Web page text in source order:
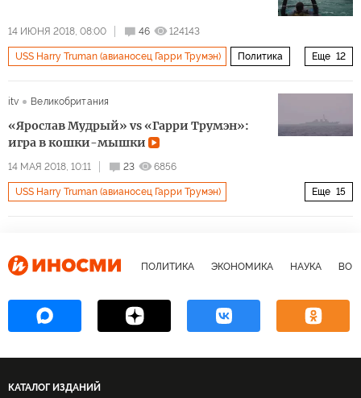
14 ИЮНЯ 2018, 08:00 46 124143
Еще 12
USS Harry Truman (авианосец Гарри Трумэн) Политика
Владимир Путин
Сирийская арабская армия
геополитика военные учения
itv Великобритания
«Ярослав Мудрый» vs «Гарри Трумэн»:
игра в кошки-мышки
14 МАЯ 2018, 10:11 23 6856
Еще 15
USS Harry Truman (авианосец Гарри Трумэн)
Великобритания Средиземное море
Восточное Средиземноморье Ла-Манш ВМФ РФ
ВМС Великобритании
фрегат Ярослав Мудрый
ПОЛИТИКА ЭКОНОМИКА НАУКА
КАТАЛОГ ИЗДАНИЙ